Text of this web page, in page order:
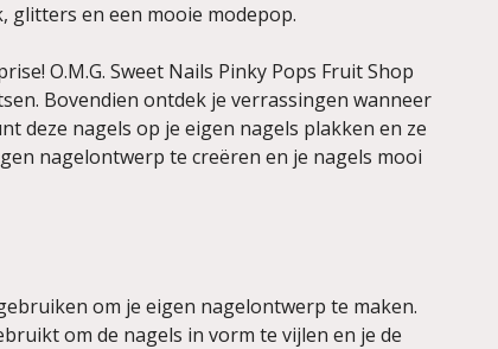
glitters en een mooie modepop.
O.M.G. Sweet Nails Pinky Pops Fruit Shop
Bovendien ontdek je verrassingen wanneer
deze nagels op je eigen nagels plakken en ze
nagelontwerp te creëren en je nagels mooi
om je eigen nagelontwerp te maken.
om de nagels in vorm te vijlen en je de